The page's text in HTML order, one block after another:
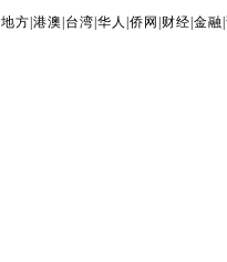
|地方 |港澳 台湾 |华人 |侨网 财经 |金融 |